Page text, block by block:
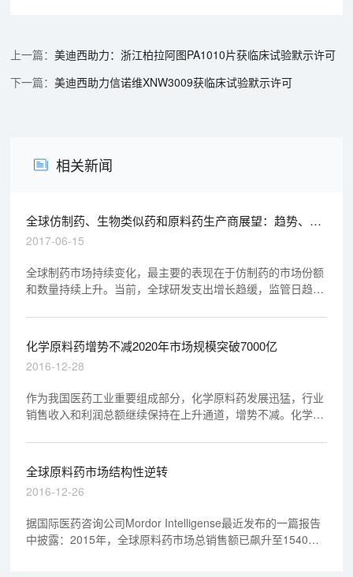
美迪西助力：浙江柏拉阿图PA1010片获临床试验默示许可
美迪西助力信诺维XNW3009获临床试验默示许可
相关新闻
全球仿制药、生物类似药和原料药生产商展望：趋势、机
遇与挑战
2017-06-15
全球制药市场持续变化，最主要的表现在于仿制药的市场份额
和数量持续上升。当前，全球研发支出增长趋缓，监管日趋严
何应对这些问题？
化学原料药增势不减2020年市场规模突破7000亿
2016-12-28
作为我国医药工业重要组成部分，化学原料药发展迅猛，行业
销售收入和利润总额继续保持在上升通道，增势不减。化学原
大幅提升，前景持续向好。
全球原料药市场结构性逆转
2016-12-26
据国际医药咨询公司Mordor Intelligense最近发布的一篇报告
中披露：2015年，全球原料药市场总销售额已飙升至1540亿